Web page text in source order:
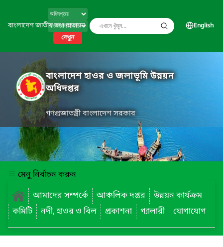
বাংলাদেশ জাতীয় তথ্য বাতায়ন
দেখুন
English
বাংলাদেশ হাওর ও জলাভূমি উন্নয়ন
অধিদপ্তর
গণপ্রজাতন্ত্রী বাংলাদেশ সরকার
মেনু নির্বাচন করুন
আমাদের সম্পর্কে
আঞ্চলিক দপ্তর
উন্নয়ন কার্যক্রম
কমিটি
নদী, হাওর ও বিল প্রকাশনা গ্যালারী যোগাযোগ